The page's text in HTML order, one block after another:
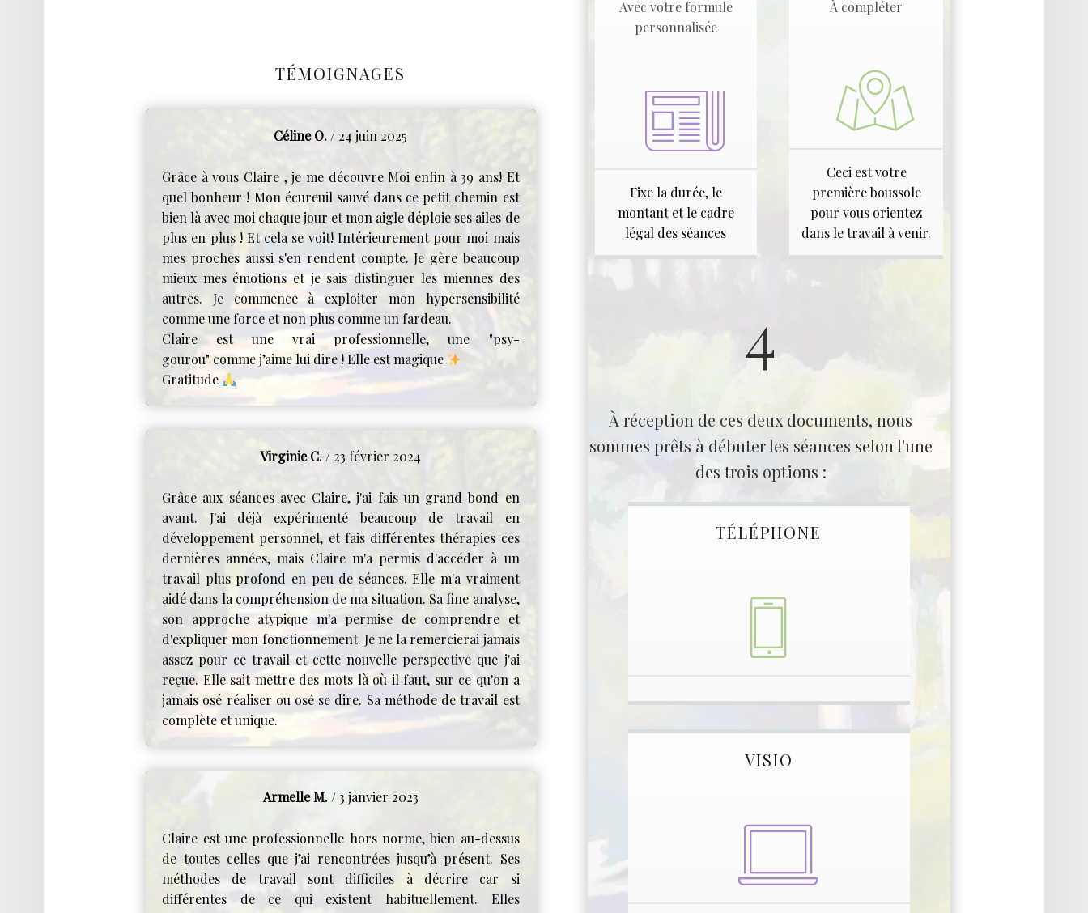
TÉMOIGNAGES
Céline O./ 24 juin 2025
Grâce à vous Claire , je me découvre Moi enfin à 39 ans! Et
quel bonheur ! Mon écureuil sauvé dans ce petit chemin est
bien là avec moi chaque jour et mon aigle déploie ses ailes de
plus en plus ! Et cela se voit! Intérieurement pour moi mais
mes proches aussi s'en rendent compte. Je gère beaucoup
mieux mes émotions et je sais distinguer les miennes des
autres. Je commence à exploiter mon hypersensibilité
comme une force et non plus comme un fardeau.
Claire est une vrai professionnelle, une "psy-
gourou" comme j’aime lui dire ! Elle est magique
Gratitude
Virginie C. / 23 février 2024
Grâce aux séances avec Claire, j'ai fais un grand bond en
avant. J'ai déjà expérimenté beaucoup de travail en
développement personnel, et fais différentes thérapies ces
dernières années, mais Claire m'a permis d'accéder à un
travail plus profond en peu de séances. Elle m'a vraiment
aidé dans la compréhension de ma situation. Sa fine analyse,
son approche atypique m'a permise de comprendre et
d'expliquer mon fonctionnement. Je ne la remercierai jamais
assez pour ce travail et cette nouvelle perspective que j'ai
reçue. Elle sait mettre des mots là où il faut, sur ce qu'on a
jamais osé réaliser ou osé se dire. Sa méthode de travail est
complète et unique.
Armelle M./ 3 janvier 2023
Claire est une professionnelle hors norme, bien au-dessus
de toutes celles que j’ai rencontrées jusqu’à présent. Ses
méthodes de travail sont difficiles à décrire car si
différentes de ce qui existent habituellement. Elles
Avec votre formule
personnalisée
Fixe la durée, le
montant et le cadre
légal des séances
À compléter
Ceci est votre
première boussole
pour vous orientez
dans le travail à venir.
4
À réception de ces deux documents, nous
sommes prêts à débuter les séances selon l'une
des trois options :
TÉLÉPHONE
VISIO